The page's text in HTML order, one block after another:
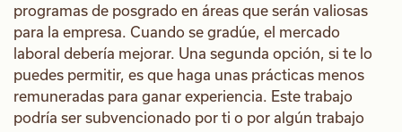
programas de posgrado en áreas que serán valiosas
para la empresa. Cuando se gradúe, el mercado
laboral debería mejorar. Una segunda opción, si te lo
puedes permitir, es que haga unas prácticas menos
remuneradas para ganar experiencia. Este trabajo
podría ser subvencionado por ti o por algún trabajo